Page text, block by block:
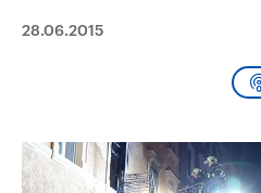
und Hintergründe zu den Parteien
und Kandidaten der anstehenden
Sendungen
28.06.2015